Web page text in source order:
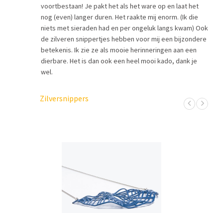
voortbestaan! Je pakt het als het ware op en laat het
nog (even) langer duren. Het raakte mij enorm. (Ik die
niets met sieraden had en per ongeluk langs kwam) Ook
de zilveren snippertjes hebben voor mij een bijzondere
betekenis. Ik zie ze als mooie herinneringen aan een
dierbare. Het is dan ook een heel mooi kado, dank je
wel.
Zilversnippers